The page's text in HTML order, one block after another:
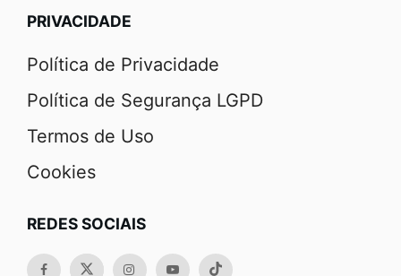
PRIVACIDADE
Política de Privacidade
Política de Segurança LGPD
Termos de Uso
Cookies
REDES SOCIAIS